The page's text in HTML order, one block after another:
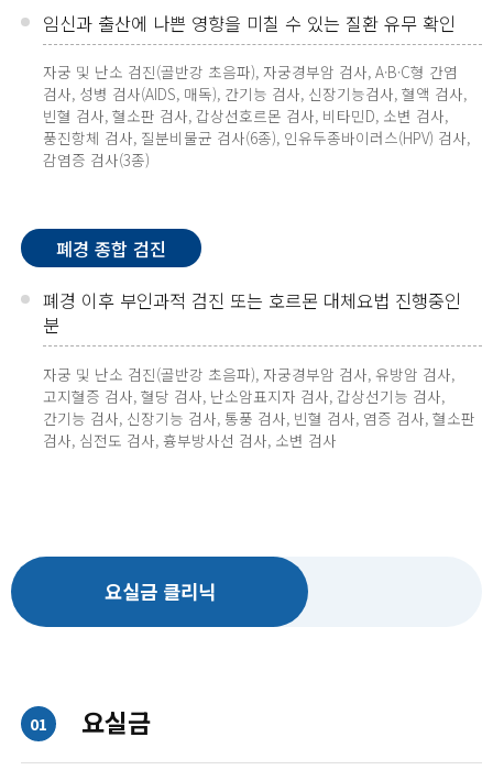
임신과 출산에 나쁜 영향을 미칠 수 있는 질환 유무 확인
자궁 및 난소 검진(골반강 초음파), 자궁경부암 검사, A·B·C형 간염
검사, 성병 검사(AIDS, 매독), 간기능 검사, 신장기능검사, 혈액 검사,
빈혈 검사, 혈소판 검사, 갑상선호르몬 검사, 비타민D, 소변 검사,
풍진항체 검사, 질분비물균 검사(6종), 인유두종바이러스(HPV) 검사,
감염증 검사(3종)
폐경 종합 검진
폐경 이후 부인과적 검진 또는 호르몬 대체요법 진행중인
분
자궁 및 난소 검진(골반강 초음파), 자궁경부암 검사, 유방암 검사,
고지혈증 검사, 혈당 검사, 난소암표지자 검사, 갑상선기능 검사,
간기능 검사, 신장기능 검사, 통풍 검사, 빈혈 검사, 염증 검사, 혈소판
검사, 심전도 검사, 흉부방사선 검사, 소변 검사
요실금 클리닉
01 요실금